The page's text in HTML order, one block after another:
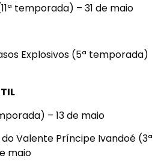
temporada) – 31 de maio
Explosivos (5ª temporada)
– 13 de maio
Valente Príncipe Ivandoé (3ª
maio